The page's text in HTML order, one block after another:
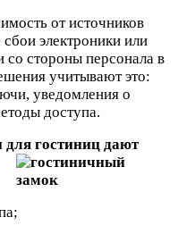
от источников
электроники или
со стороны персонала в
учитывают это:
уведомления о
доступа.
для гостиниц дают